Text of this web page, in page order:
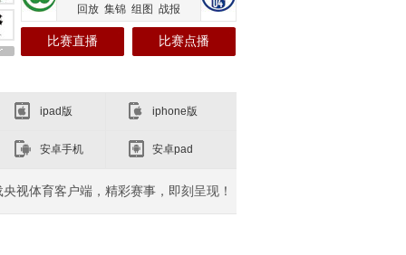
回放 集锦 组图 战报
比赛直播 比赛点播
ipad版 iphone版
安卓手机 安卓pad
央视体育客户端，精彩赛事，即刻呈现！